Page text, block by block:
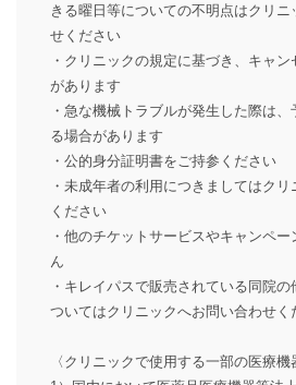
きる曜日等についての不明点はクリ
せください
・クリニックの規定に基づき、キャ
があります
・急な機械トラブルが発生した際は
る場合があります
・公的身分証明書をご持参ください
・未成年者の利用につきましてはク
ください
・他のチケットサービスやキャンペ
ん
・キレイパスで販売されている同院
ついてはクリニックへお問い合わせく
〈クリニックで使用する一部の医療機